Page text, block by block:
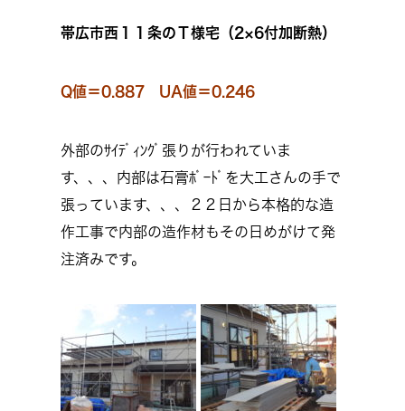
帯広市西１１条のＴ様宅（2×6付加断熱）
Q値＝0.887 UA値＝0.246
外部のｻｲﾃﾞｨﾝｸﾞ張りが行われていま
す、、、内部は石膏ﾎﾞｰﾄﾞを大工さんの手で
張っています、、、２２日から本格的な造
作工事で内部の造作材もその日めがけて発
注済みです。